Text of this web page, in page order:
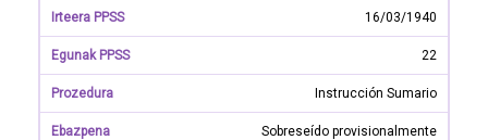
16/03/1940
22
Instrucción Sumario
Sobreseído provisionalmente